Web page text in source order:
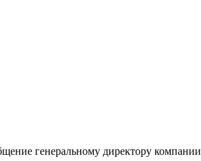
генеральному директору компании